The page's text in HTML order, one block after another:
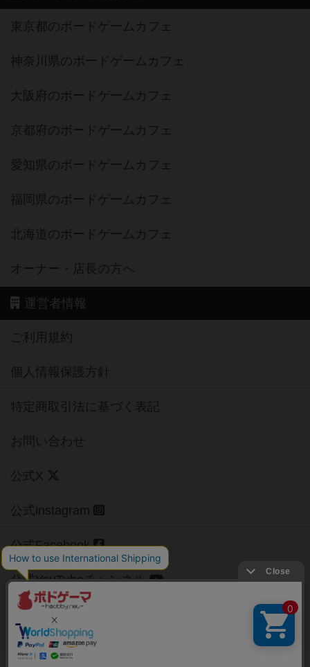
東京都のボードゲームカフェ
神奈川県のボードゲームカフェ
大阪府のボードゲームカフェ
京都府のボードゲームカフェ
愛知県のボードゲームカフェ
福岡県のボードゲームカフェ
北海道のボードゲームカフェ
オーナー・店長の方へ
運営者情報
ご利用規約
個人情報保護方針
特定商取引法に基づく表記
お問い合わせ
公式X
公式instagram
公式Facebook
公式YouTubeチャンネル